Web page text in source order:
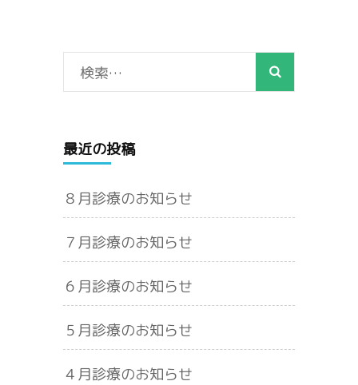
検
索:
最近の投稿
８月診療のお知らせ
７月診療のお知らせ
６月診療のお知らせ
５月診療のお知らせ
４月診療のお知らせ